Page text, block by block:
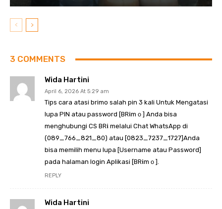
3 COMMENTS
Wida Hartini
April 6, 2026 At 5:29 am
Tips cara atasi brimo salah pin 3 kali Untuk Mengatasi
lupa PIN atau password [BR𝖎mｏ] Anda bisa
menghubungi CS BR𝖎 melalui Chat WhatsApp di
(089_766_821_80) atau [0823_7237_1727]Anda
bisa memilih menu lupa [Username atau Password]
pada halaman login Aplikasi [BR𝖎mｏ].
REPLY
Wida Hartini